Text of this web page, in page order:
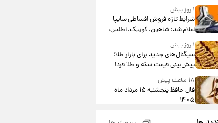
۱ روز پیش
شرایط تازه فروش اقساطی سایپا
اعلام شد؛ شاهین، کوییک، اطلس،
سهند و ساینا با اقساط بلندمدت +
جدول۱ روز پیش
سیگنال‌های جدید برای بازار طلا؛
پیش‌بینی قیمت سکه و طلا فردا
۱۸ ساعت پیش
فال حافظ پنجشنبه ۱۵ مرداد ماه
۱۴۰۵